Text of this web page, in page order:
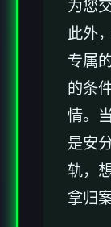
为您
此外
专属
的条
情。
是安
轨，
拿归